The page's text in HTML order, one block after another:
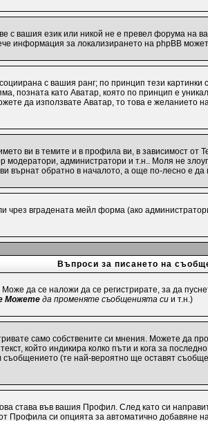
с вашия език или никой не е превел форума
информация за локализирането на phpBB
с вашия ранг; по принцип тези
позната като Аватар, която по принцип е
да използвате Аватар, то това е желанието
ви в темите и в профила ви, в зависимост
администратори и т.н.. Моля не
върнат обратно в началото, а още по-лесно е да
вградената мейл форма (ако
Въпроси за писането на
да се наложи да се регистрирате, за да
Можете да променяте съобщенията си и т.н.)
само собствените си мнения. Можете да
който индикира колко пъти и кога за
(те най-вероятно ще оставят
става във вашия Профил. След като си
Профила си опцията за автоматично добавяне